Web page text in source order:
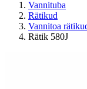
Vannituba
Rätikud
Vannitoa
Rätik 580J